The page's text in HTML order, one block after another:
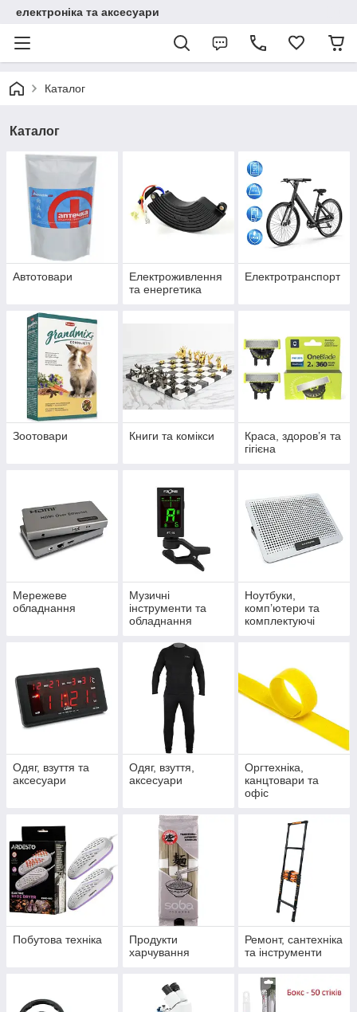
електроніка та аксесуари
Каталог
Каталог
Автотовари
Електроживлення
та енергетика
Електротранспорт
Зоотовари Книги та комікси
Краса, здоров’я та
гігієна
Мережеве
обладнання
Музичні
інструменти та
обладнання
Ноутбуки,
комп’ютери та
комплектуючі
Одяг, взуття та
аксесуари
Одяг, взуття,
аксесуари
Оргтехніка,
канцтовари та
офіс
Побутова техніка
Продукти
харчування
Ремонт, сантехніка
та інструменти